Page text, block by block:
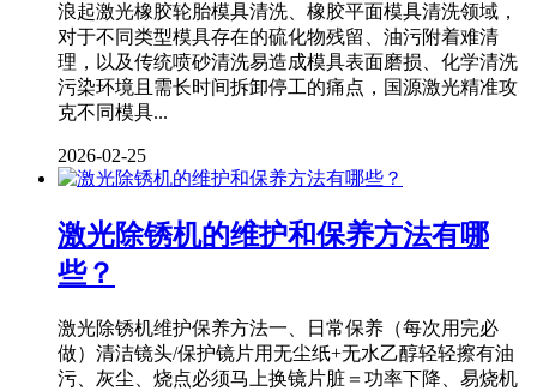
浪起激光橡胶轮胎模具清洗、橡胶平面模具清洗领域，
对于不同类型模具存在的硫化物残留、油污附着难清
理，以及传统喷砂清洗易造成模具表面磨损、化学清洗
污染环境且需长时间拆卸停工的痛点，国源激光精准攻
克不同模具...
2026-02-25
激光除锈机的维护和保养方法有哪
些？
激光除锈机维护保养方法一、日常保养（每次用完必
做）清洁镜头/保护镜片用无尘纸+无水乙醇轻轻擦有油
污、灰尘、烧点必须马上换镜片脏＝功率下降、易烧机